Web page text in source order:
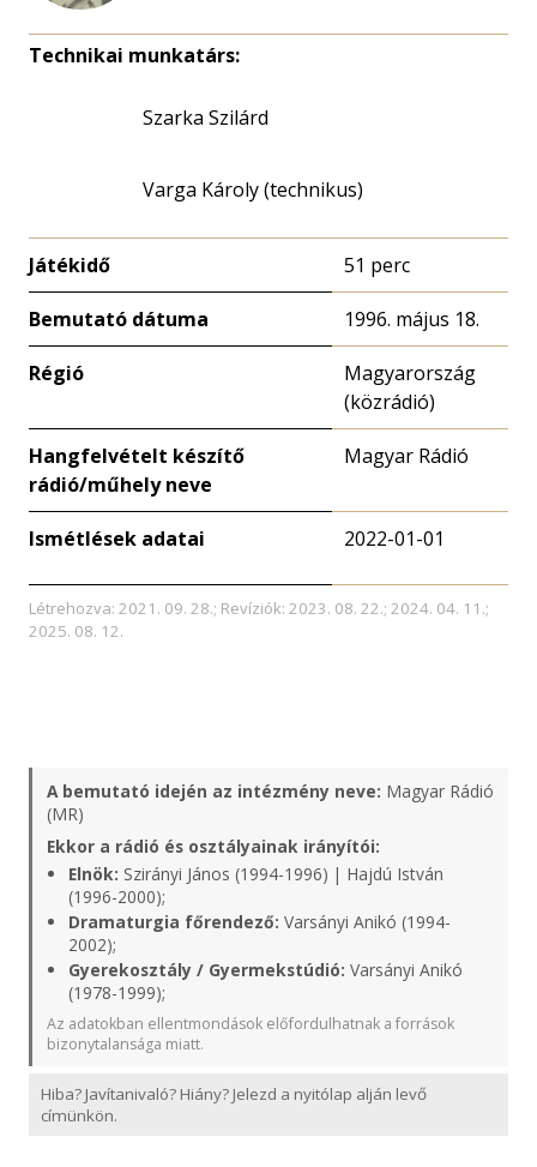
Technikai munkatárs:
Szarka Szilárd
Varga Károly (technikus)
Játékidő 51 perc
Bemutató dátuma 1996. május 18.
Régió
Magyarország
(közrádió)
Hangfelvételt készítő
rádió/műhely neve
Magyar Rádió
Ismétlések adatai 2022-01-01
Létrehozva: 2021. 09. 28.; Revíziók: 2023. 08. 22.; 2024. 04. 11.;
2025. 08. 12.
A bemutató idején az intézmény neve: Magyar Rádió
(MR)
Ekkor a rádió és osztályainak irányítói:
Elnök: Szirányi János (1994-1996) | Hajdú István
(1996-2000);
Dramaturgia főrendező: Varsányi Anikó (1994-
2002);
Gyerekosztály / Gyermekstúdió: Varsányi Anikó
(1978-1999);
Az adatokban ellentmondások előfordulhatnak a források
bizonytalansága miatt.
Hiba? Javítanivaló? Hiány? Jelezd a nyitólap alján levő
címünkön.